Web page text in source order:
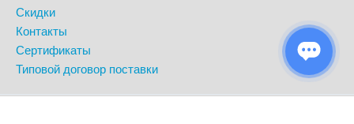
Скидки
Контакты
Сертификаты
Типовой договор поставки